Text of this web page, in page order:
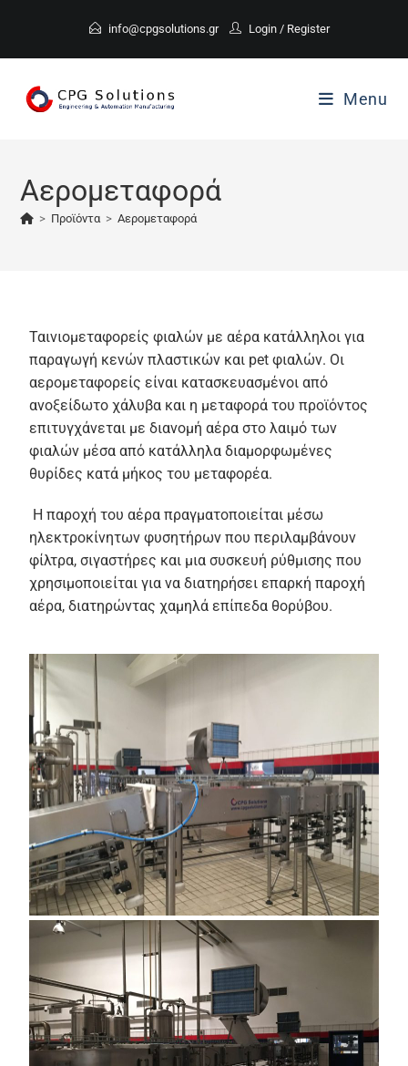
info@cpgsolutions.gr Login / Register
Menu
Αερομεταφορά
> Προϊόντα > Αερομεταφορά
Ταινιομεταφορείς φιαλών με αέρα κατάλληλοι για
παραγωγή κενών πλαστικών και pet φιαλών. Οι
αερομεταφορείς είναι κατασκευασμένοι από
ανοξείδωτο χάλυβα και η μεταφορά του προϊόντος
επιτυγχάνεται με διανομή αέρα στο λαιμό των
φιαλών μέσα από κατάλληλα διαμορφωμένες
θυρίδες κατά μήκος του μεταφορέα.
Η παροχή του αέρα πραγματοποιείται μέσω
ηλεκτροκίνητων φυσητήρων που περιλαμβάνουν
φίλτρα, σιγαστήρες και μια συσκευή ρύθμισης που
χρησιμοποιείται για να διατηρήσει επαρκή παροχή
αέρα, διατηρώντας χαμηλά επίπεδα θορύβου.